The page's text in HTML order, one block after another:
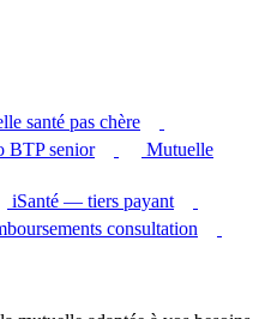
santé pas chère
BTP senior
Mutuelle
iSanté — tiers payant
consultation